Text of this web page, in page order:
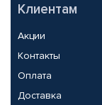
Клиентам
Акции
Контакты
Оплата
Доставка